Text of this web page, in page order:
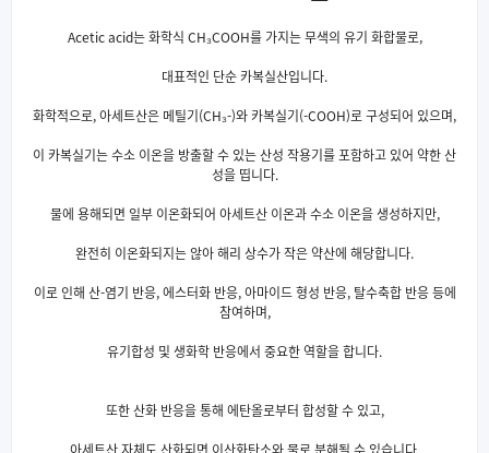
Acetic acid는 화학식 CH₃COOH를 가지는 무색의 유기 화합물로,
대표적인 단순 카복실산입니다.
화학적으로, 아세트산은 메틸기(CH₃-)와 카복실기(-COOH)로 구성되어 있으며,
이 카복실기는 수소 이온을 방출할 수 있는 산성 작용기를 포함하고 있어 약한 산
성을 띱니다.
물에 용해되면 일부 이온화되어 아세트산 이온과 수소 이온을 생성하지만,
완전히 이온화되지는 않아 해리 상수가 작은 약산에 해당합니다.
이로 인해 산-염기 반응, 에스터화 반응, 아마이드 형성 반응, 탈수축합 반응 등에
참여하며,
유기합성 및 생화학 반응에서 중요한 역할을 합니다.
또한 산화 반응을 통해 에탄올로부터 합성할 수 있고,